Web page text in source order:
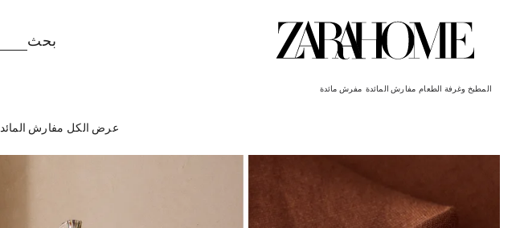
بحث
المطبخ وغرفة الطعام مفارش المائدة مفرش مائدة
عرض الكل مفارش